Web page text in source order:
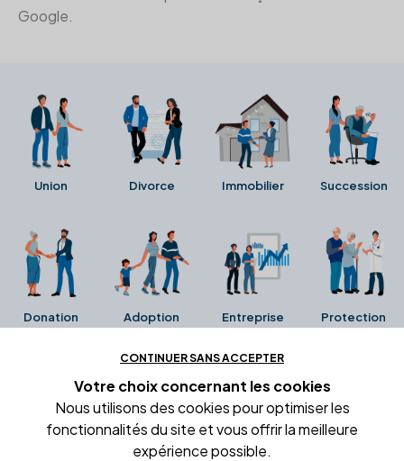
Google.
Union Divorce Immobilier Succession
Donation Adoption Entreprise Protection
Ces avis proviennent directement de la fiche Google
Business de l'office notarial. Ils n'ont ni été collectés ni
été vérifiés par Alexia.fr.
CONTINUER SANS ACCEPTER
Votre choix concernant les cookies
Nous utilisons des cookies pour optimiser les
fonctionnalités du site et vous offrir la meilleure
expérience possible.